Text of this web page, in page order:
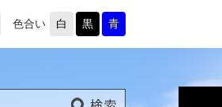
色合い 白 黒 青